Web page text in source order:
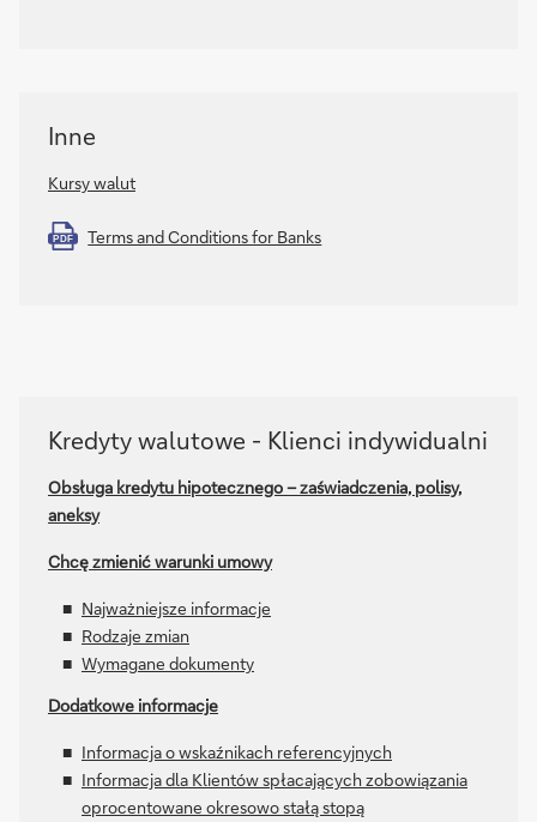
Inne
Kursy walut
PDF Terms and Conditions for Banks
Kredyty
walutowe
-
Klienci
Kredyty walutowe - Klienci indywidualni
Obsługa kredytu hipotecznego – zaświadczenia, polisy,
aneksy
Chcę zmienić warunki umowy
Najważniejsze informacje
Rodzaje zmian
Wymagane dokumenty
Dodatkowe informacje
Informacja o wskaźnikach referencyjnych
Informacja dla Klientów spłacających zobowiązania
oprocentowane okresowo stałą stopą